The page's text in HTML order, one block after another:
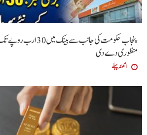
پنجاب حکومت کی جانب سے
منظوری دے دی
1 گھنٹہ پہلے